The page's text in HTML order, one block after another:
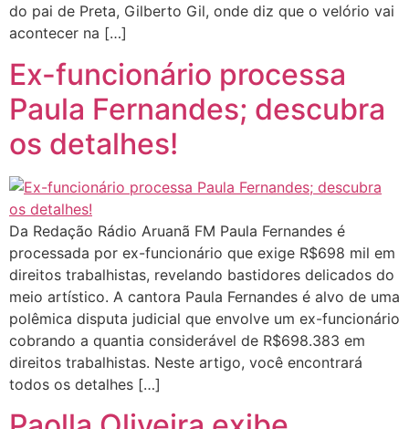
do pai de Preta, Gilberto Gil, onde diz que o velório vai
acontecer na […]
Ex-funcionário processa
Paula Fernandes; descubra
os detalhes!
Da Redação Rádio Aruanã FM Paula Fernandes é
processada por ex-funcionário que exige R$698 mil em
direitos trabalhistas, revelando bastidores delicados do
meio artístico. A cantora Paula Fernandes é alvo de uma
polêmica disputa judicial que envolve um ex-funcionário
cobrando a quantia considerável de R$698.383 em
direitos trabalhistas. Neste artigo, você encontrará
todos os detalhes […]